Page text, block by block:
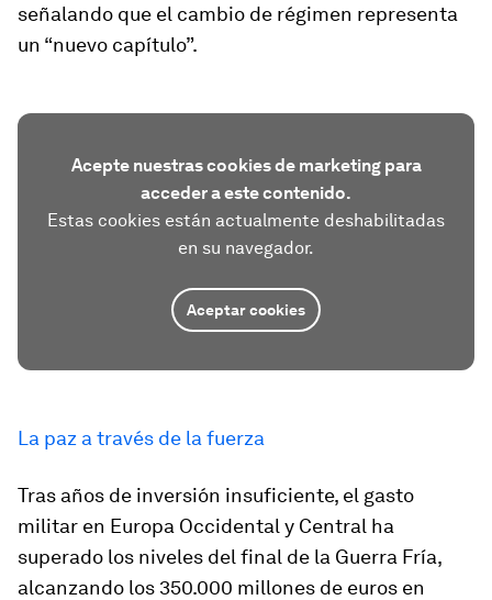
señalando que el cambio de régimen representa
un “nuevo capítulo”.
Acepte nuestras cookies de marketing para
acceder a este contenido.
Estas cookies están actualmente deshabilitadas
en su navegador.
Aceptar cookies
La paz a través de la fuerza
Tras años de inversión insuficiente, el gasto
militar en Europa Occidental y Central ha
superado los niveles del final de la Guerra Fría,
alcanzando los 350.000 millones de euros en